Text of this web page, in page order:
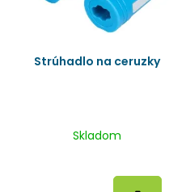
Strúhadlo na ceruzky
Skladom